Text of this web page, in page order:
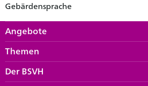
Gebärdensprache
Angebote
Themen
Der BSVH